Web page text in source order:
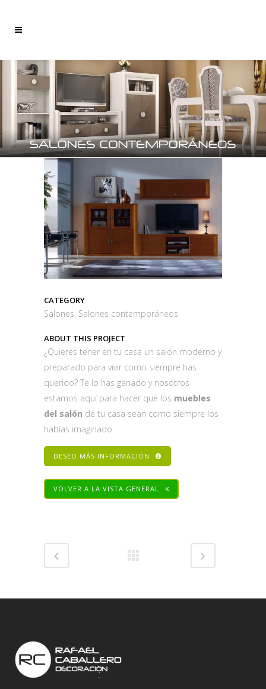
CATEGORY
Salones, Salones contemporáneos
ABOUT THIS PROJECT
¿Quieres tener en tu casa un salón moderno y
preparado para vivir como siempre has
querido? Te lo has ganado y nosotros
estamos aquí para hacer que los muebles
del salón de tu casa sean como siempre los
habías imaginado
DESEO MÁS INFORMACIÓN
VOLVER A LA VISTA GENERAL